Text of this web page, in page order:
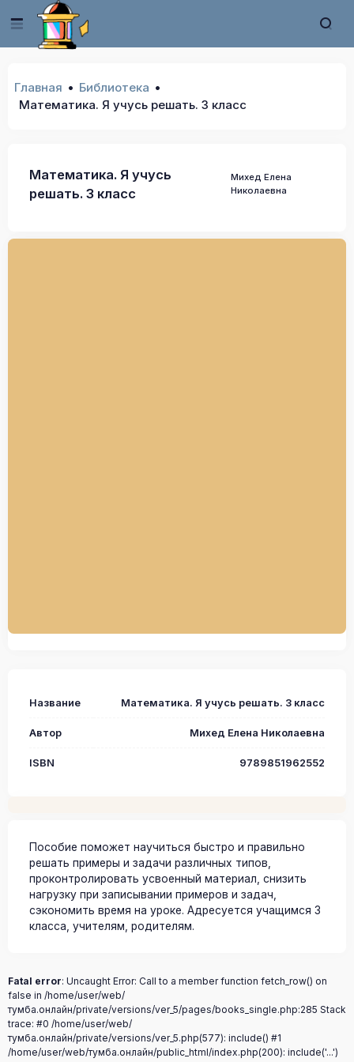
Главная
Библиотека
Математика. Я учусь решать. 3 класс
Математика. Я учусь
решать. 3 класс
Михед Елена
Николаевна
Название Математика. Я учусь решать. 3 класс
Автор Михед Елена Николаевна
ISBN 9789851962552
Пособие поможет научиться быстро и правильно
решать примеры и задачи различных типов,
проконтролировать усвоенный материал, снизить
нагрузку при записывании примеров и задач,
сэкономить время на уроке. Адресуется учащимся 3
класса, учителям, родителям.
Fatal error: Uncaught Error: Call to a member function fetch_row() on
false in /home/user/web/
тумба.онлайн/private/versions/ver_5/pages/books_single.php:285 Stack
trace: #0 /home/user/web/
тумба.онлайн/private/versions/ver_5.php(577): include() #1
/home/user/web/тумба.онлайн/public_html/index.php(200): include('...')